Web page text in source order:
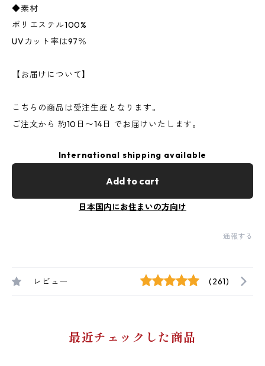
◆素材
ポリエステル100%
UVカット率は97％
【お届けについて】
こちらの商品は受注生産となります。
ご注文から 約10日〜14日 でお届けいたします。
International shipping available
Add to cart
日本国内にお住まいの方向け
通報する
レビュー (261)
最近チェックした商品